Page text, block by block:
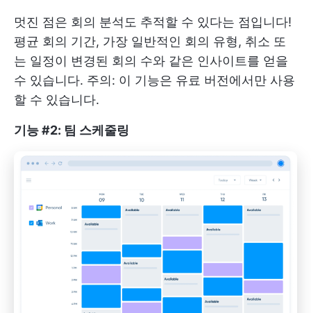
멋진 점은 회의 분석도 추적할 수 있다는 점입니다!
평균 회의 기간, 가장 일반적인 회의 유형, 취소 또
는 일정이 변경된 회의 수와 같은 인사이트를 얻을
수 있습니다. 주의: 이 기능은 유료 버전에서만 사용
할 수 있습니다.
기능 #2: 팀 스케줄링